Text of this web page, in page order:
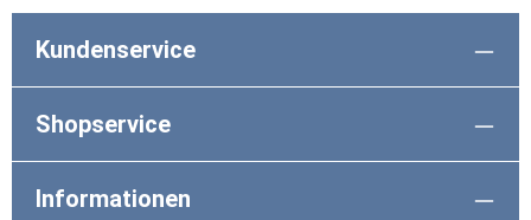
Kundenservice
Shopservice
Informationen